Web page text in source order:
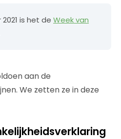
is het de Week van
aan de
We zetten ze in deze